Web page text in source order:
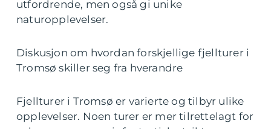
utfordrende, men også gi unike
naturopplevelser.
Diskusjon om hvordan forskjellige fjellturer i
Tromsø skiller seg fra hverandre
Fjellturer i Tromsø er varierte og tilbyr ulike
opplevelser. Noen turer er mer tilrettelagt for